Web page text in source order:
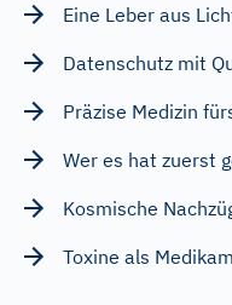
Eine Leber aus
Datenschutz mit
Präzise Medizin
Wer es hat zuerst
Kosmische
Toxine als